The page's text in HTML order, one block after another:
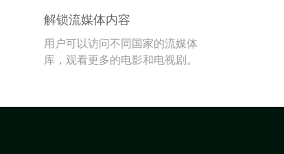
解锁流媒体内容
用户可以访问不同国家的流媒体
库，观看更多的电影和电视剧。